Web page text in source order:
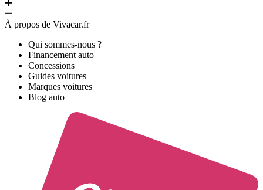
À propos de Vivacar.fr
Qui sommes-nous ?
Financement auto
Concessions
Guides voitures
Marques voitures
Blog auto